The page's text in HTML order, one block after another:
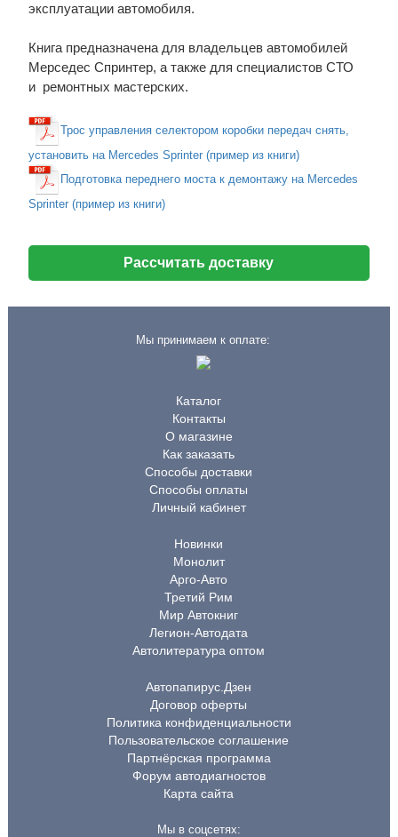
эксплуатации автомобиля.
Книга предназначена для владельцев автомобилей
Мерседес Спринтер, а также для специалистов СТО
и ремонтных мастерских.
Трос управления селектором коробки передач снять,
установить на Mercedes Sprinter (пример из книги)
Подготовка переднего моста к демонтажу на Mercedes
Sprinter (пример из книги)
Рассчитать доставку
Мы принимаем к оплате:
Каталог
Контакты
О магазине
Как заказать
Способы доставки
Способы оплаты
Личный кабинет
Новинки
Монолит
Арго-Авто
Третий Рим
Мир Автокниг
Легион-Автодата
Автолитература оптом
Автопапирус.Дзен
Договор оферты
Политика конфиденциальности
Пользовательское соглашение
Партнёрская программа
Форум автодиагностов
Карта сайта
Мы в соцсетях: